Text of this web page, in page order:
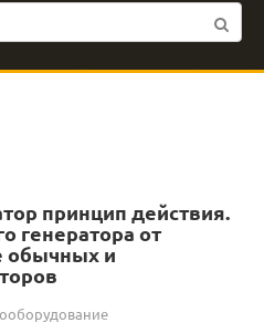
принцип действия.
генератора от
обычных и